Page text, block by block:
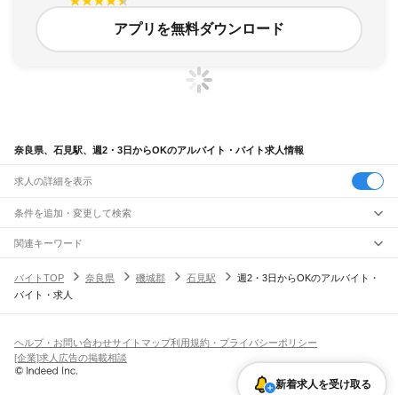
アプリを無料ダウンロード
奈良県、石見駅、週2・3日からOKのアルバイト・バイト求人情報
求人の詳細を表示
条件を追加・変更して検索
市区町村を追加・変更
奈良県すべて
奈良市
駅を追加・変更
奈良線
平城山駅奈良駅
職種を追加・変更
飲食・フードサービスすべて
ホールスタッフキッチンスタッフ
パン屋（ベーカリー）
バー（BAR）・バーテンダー
飲食店（店長・マネージャー）
人気
日払いOK高校生歓迎 髪型・髪色自由
留学生・外国人活躍中
雇用形態を追加・変更
関連キーワード
バイトTOP
奈良県 磯城郡 石見駅
週2・3日からOKのアルバイト・
バイト・求人
新着求人を受け取る
ヘルプ・お問い合わせサイトマップ利用規約・プライバシーポリシー
[企業]求人広告の掲載相談